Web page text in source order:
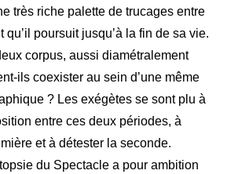
très riche palette de trucages entre
qu’il poursuit jusqu’à la fin de sa vie.
corpus, aussi diamétralement
ils coexister au sein d’une même
? Les exégètes se sont plu à
entre ces deux périodes, à
et à détester la seconde.
du Spectacle a pour ambition